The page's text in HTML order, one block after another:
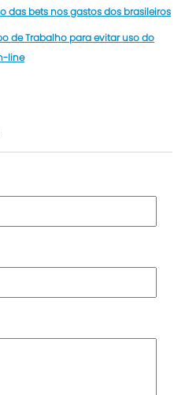
das bets nos gastos dos brasileiros
de Trabalho para evitar uso do
line